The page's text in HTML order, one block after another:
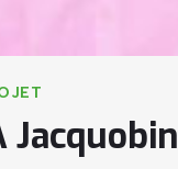
Jacquobin